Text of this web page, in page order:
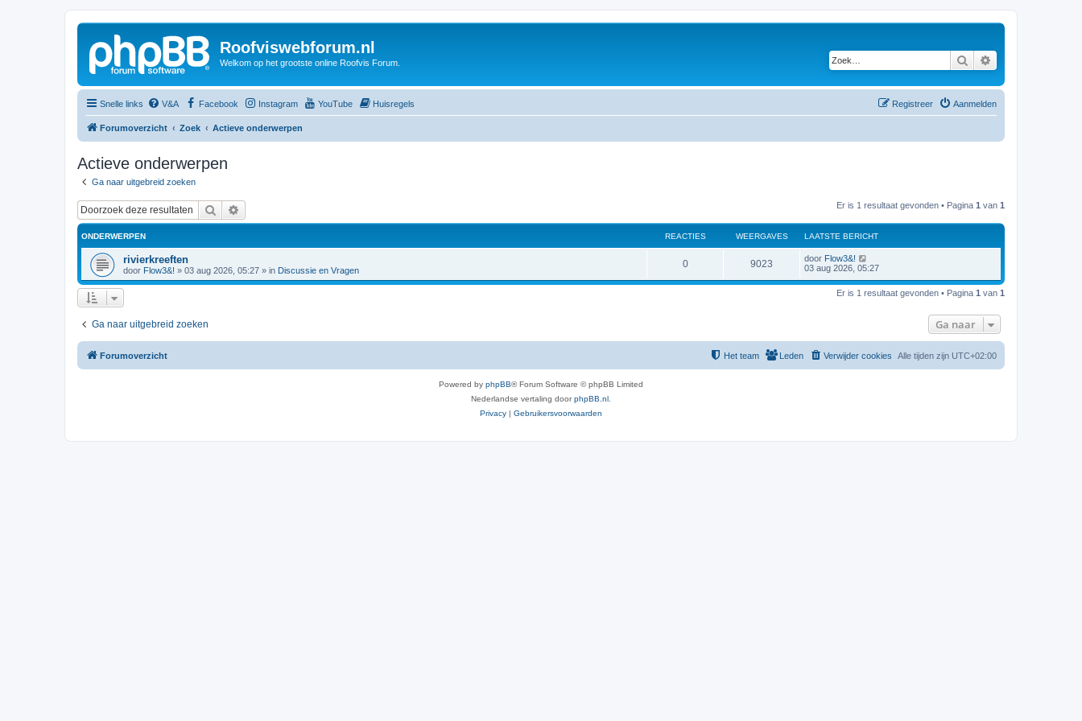
Roofviswebforum.nl
Welkom op het grootste online Roofvis Forum. Zoek
Snelle links V&A Facebook Instagram YouTube Huisregels Aanmelden
Registreer
Forumoverzicht Zoek Actieve onderwerpen
Actieve onderwerpen
Ga naar uitgebreid zoeken
Zoek Er is 1 resultaat gevonden • Pagina 1 van 1
ONDERWERPEN REACTIES WEERGAVES LAATSTE BERICHT
rivierkreeften
door Flow3&! » 03 aug 2026, 05:27 » in Discussie en Vragen
0 9023 door Flow3&!
03 aug 2026, 05:27
Er is 1 resultaat gevonden • Pagina 1 van 1
Ga naar uitgebreid zoeken Ga naar
Forumoverzicht Alle tijden zijn UTC+02:00
Verwijder cookies
Leden
Het team
Powered by phpBB® Forum Software © phpBB Limited
Nederlandse vertaling doorphpBB.nl
Privacy | Gebruikersvoorwaarden